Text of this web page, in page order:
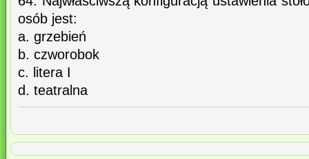
osób jest:
a. grzebień
b. czworobok
c. litera I
d. teatralna